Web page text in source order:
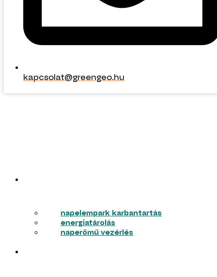
kapcsolat@greengeo.hu
napelempark karbantartás
energiatárolás
naperőmű vezérlés